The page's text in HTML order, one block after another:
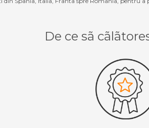
De ce sã